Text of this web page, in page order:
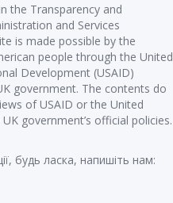
the Transparency and
and Services
is made possible by the
people through the United
Development (USAID)
government. The contents do
of USAID or the United
government’s official policies.
будь ласка, напишіть нам: